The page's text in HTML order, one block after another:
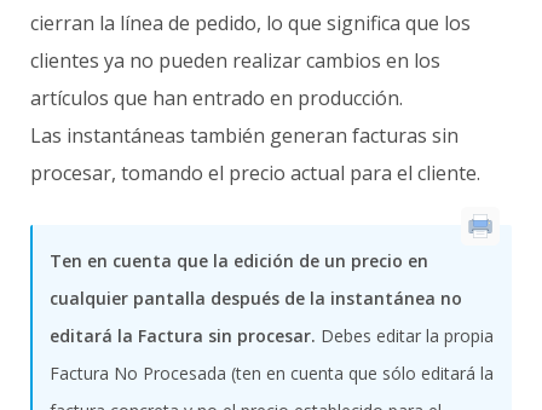
cierran la línea de pedido, lo que significa que los
clientes ya no pueden realizar cambios en los
artículos que han entrado en producción.
Las instantáneas también generan facturas sin
procesar, tomando el precio actual para el cliente.
Ten en cuenta que la edición de un precio en
cualquier pantalla después de la instantánea no
editará la Factura sin procesar. Debes editar la propia
Factura No Procesada (ten en cuenta que sólo editará la